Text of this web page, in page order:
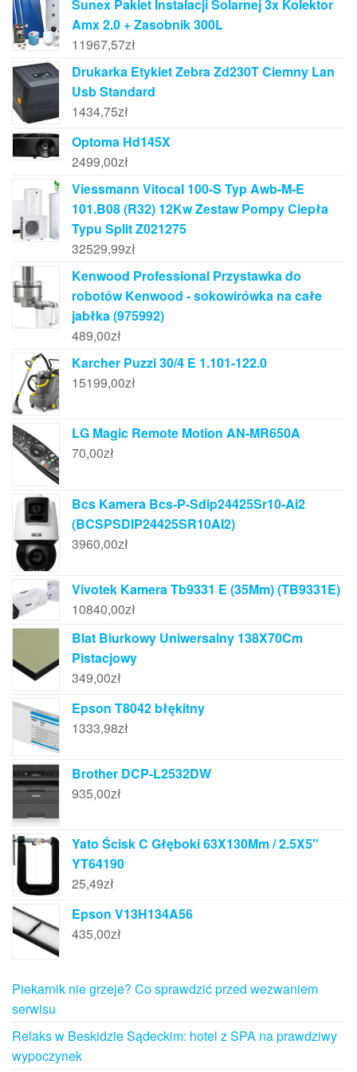
Sunex Pakiet Instalacji Solarnej 3x Kolektor
Amx 2.0 + Zasobnik 300L
11967,57zł
Drukarka Etykiet Zebra Zd230T Ciemny Lan
Usb Standard
1434,75zł
Optoma Hd145X
2499,00zł
Viessmann Vitocal 100-S Typ Awb-M-E
101.B08 (R32) 12Kw Zestaw Pompy Ciepła
Typu Split Z021275
32529,99zł
Kenwood Professional Przystawka do
robotów Kenwood - sokowirówka na całe
jabłka (975992)
489,00zł
Karcher Puzzi 30/4 E 1.101-122.0
15199,00zł
LG Magic Remote Motion AN-MR650A
70,00zł
Bcs Kamera Bcs-P-Sdip24425Sr10-Ai2
(BCSPSDIP24425SR10AI2)
3960,00zł
Vivotek Kamera Tb9331 E (35Mm) (TB9331E)
10840,00zł
Blat Biurkowy Uniwersalny 138X70Cm
Pistacjowy
349,00zł
Epson T8042 błękitny
1333,98zł
Brother DCP-L2532DW
935,00zł
Yato Ścisk C Głęboki 63X130Mm / 2.5X5"
YT64190
25,49zł
Epson V13H134A56
435,00zł
Piekarnik nie grzeje? Co sprawdzić przed wezwaniem
serwisu
Relaks w Beskidzie Sądeckim: hotel z SPA na prawdziwy
wypoczynek